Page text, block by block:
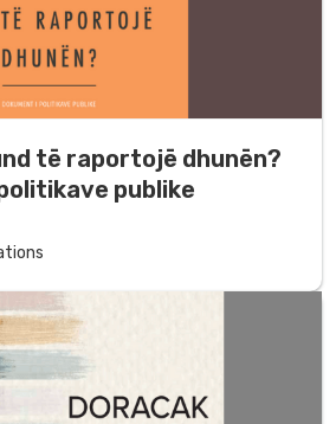
të raportojë dhunën?
publike